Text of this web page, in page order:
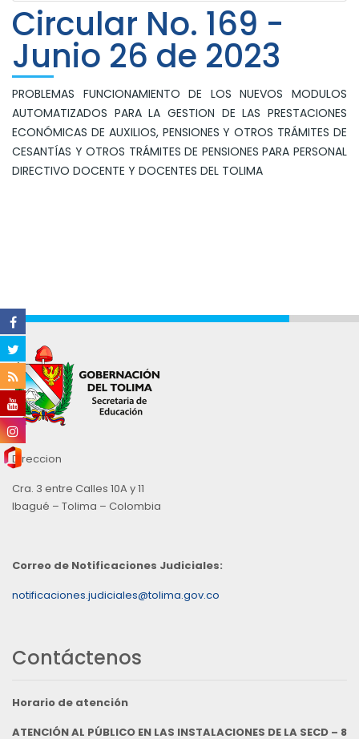
Circular No. 169 -
Junio 26 de 2023
PROBLEMAS FUNCIONAMIENTO DE LOS NUEVOS MODULOS
AUTOMATIZADOS PARA LA GESTION DE LAS PRESTACIONES
ECONÓMICAS DE AUXILIOS, PENSIONES Y OTROS TRÁMITES DE
CESANTÍAS Y OTROS TRÁMITES DE PENSIONES PARA PERSONAL
DIRECTIVO DOCENTE Y DOCENTES DEL TOLIMA
Direccion
Cra. 3 entre Calles 10A y 11
Ibagué – Tolima – Colombia
Correo de Notificaciones Judiciales:
notificaciones.judiciales@tolima.gov.co
Contáctenos
Horario de atención
ATENCIÓN AL PÚBLICO EN LAS INSTALACIONES DE LA SECD – 8